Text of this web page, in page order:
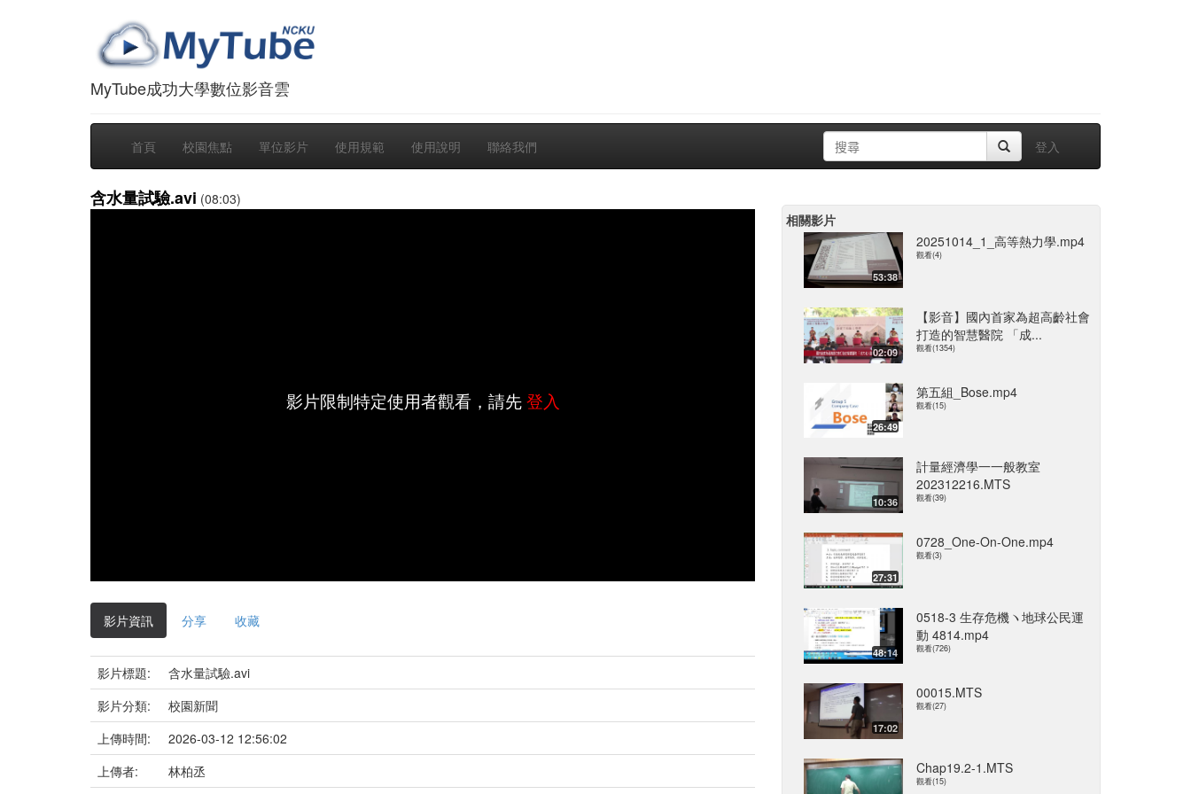
MyTube成功大學數位影音雲
首頁 校園焦點 單位影片 使用規範 使用說明 聯絡我們 登入
含水量試驗.avi (08:03)
影片限制特定使用者觀看，請先登入
影片資訊 分享 收藏
影片標題:
含水量試驗.avi
影片分類:
校園新聞
上傳時間:
2026-03-12 12:56:02
上傳者:
林柏丞
相關影片
53:38
20251014_1_高等熱力學.mp4
觀看(4)
02:09
【影音】國內首家為超高齡社會
打造的智慧醫院 「成...
觀看(1354)
26:49
第五組_Bose.mp4
觀看(15)
10:36
計量經濟學一一般教室
202312216.MTS
觀看(39)
27:31
0728_One-On-One.mp4
觀看(3)
48:14
0518-3 生存危機ヽ地球公民運
動 4814.mp4
觀看(726)
17:02
00015.MTS
觀看(27)
Chap19.2-1.MTS
觀看(15)